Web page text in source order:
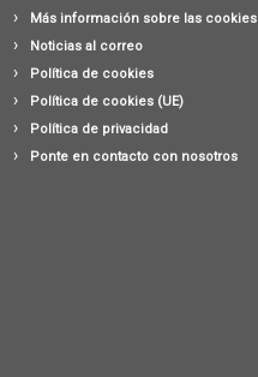
Más información sobre las cookies
Noticias al correo
Política de cookies
Política de cookies (UE)
Política de privacidad
Ponte en contacto con nosotros